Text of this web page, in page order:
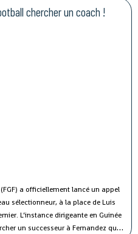
chercher un coach !
a officiellement lancé un appel
sélectionneur, à la place de Luis
L’instance dirigeante en Guinée
un successeur à Fernandez qui